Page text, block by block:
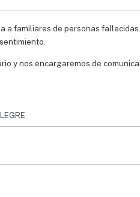
a familiares de personas
y nos encargaremos de